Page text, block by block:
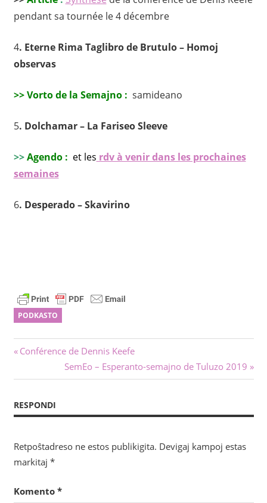
pendant sa tournée le 4 décembre
4. Eterne Rima Taglibro de Brutulo – Homoj
observas
>> Vorto de la Semajno : samideano
5. Dolchamar – La Fariseo Sleeve
>>Agendo : et les rdv à venir dans les prochaines
semaines
6. Desperado – Skavirino
PODKASTO
Navigado
tra
afiŝoj
Antaŭa
Conférence de Dennis Keefe
Sekva
afiŝo:
SemEo – Esperanto-semajno de Tuluzo 2019
RESPONDI
Retpoŝtadreso ne estos publikigita. Devigaj kampoj estas
markitaj *
Komento *